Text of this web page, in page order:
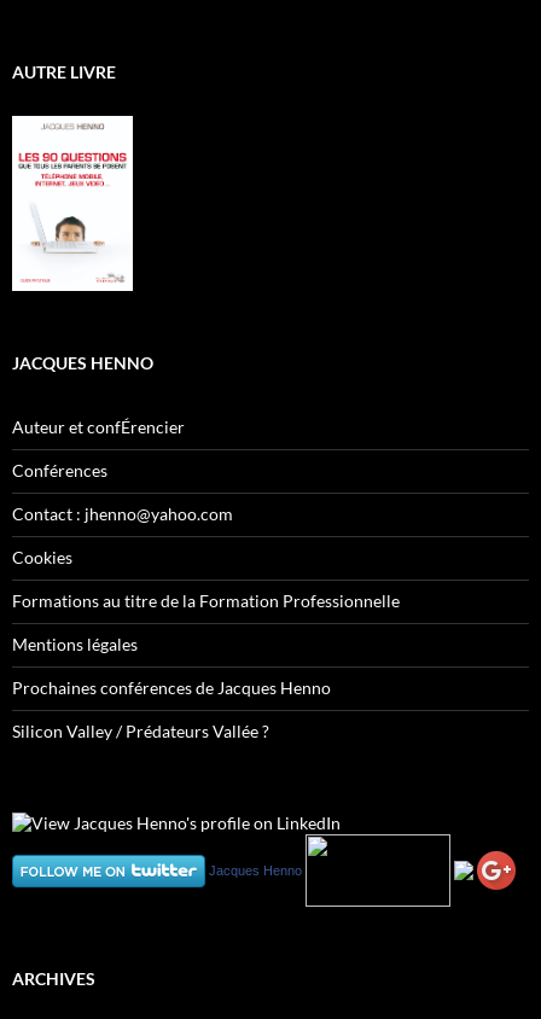
AUTRE LIVRE
JACQUES HENNO
Auteur et confÉrencier
Conférences
Contact : jhenno@yahoo.com
Cookies
Formations au titre de la Formation Professionnelle
Mentions légales
Prochaines conférences de Jacques Henno
Silicon Valley / Prédateurs Vallée ?
Jacques Henno
ARCHIVES